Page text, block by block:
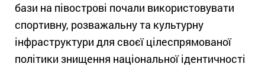
бази на півострові почали використовувати
спортивну, розважальну та культурну
інфраструктури для своєї цілеспрямованої
політики знищення національної ідентичності